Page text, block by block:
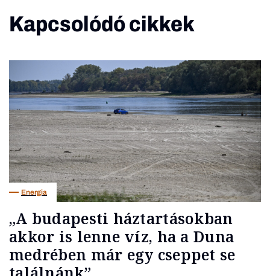
Kapcsolódó cikkek
Energia
„A budapesti háztartásokban
akkor is lenne víz, ha a Duna
medrében már egy cseppet se